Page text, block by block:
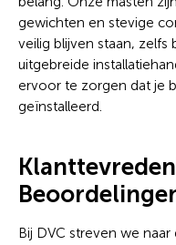
gewichten en stevige
veilig blijven staan, zelfs
uitgebreide
ervoor te zorgen dat je
geïnstalleerd.
Bij DVC streven we